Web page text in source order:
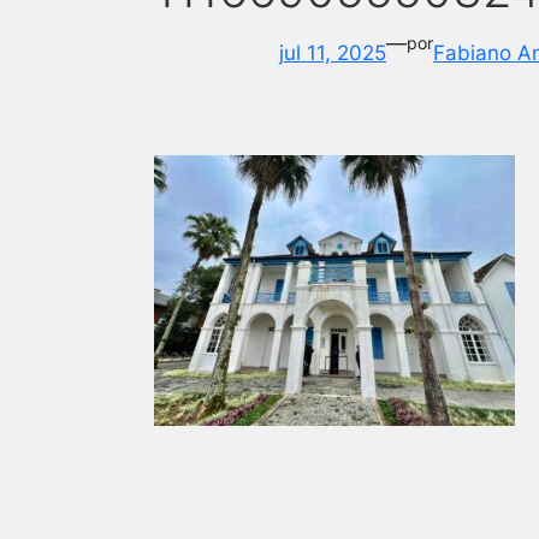
jul 11, 2025—porFabiano